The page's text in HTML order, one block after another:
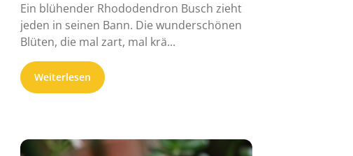
Ein blühender Rhododendron Busch zieht
jeden in seinen Bann. Die wunderschönen
Blüten, die mal zart, mal krä...
Weiterlesen